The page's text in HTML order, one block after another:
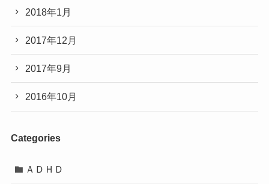
2018年1月
2017年12月
2017年9月
2016年10月
Categories
ＡＤＨＤ